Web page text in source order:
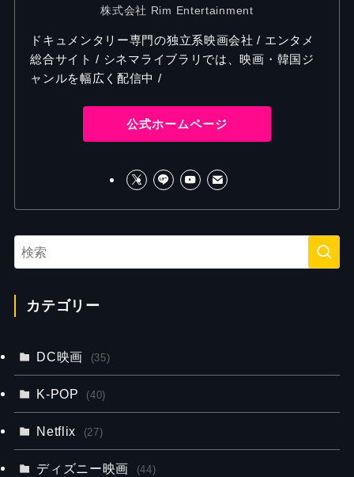
株式会社 Rim Entertainment
ドキュメンタリー専門の独立系映画会社 / エンタメ
総合サイト / シネマライブラリでは、映画・韓国ジ
ャンルを幅広く配信中 /
公式ホームページ
カテゴリー
DC映画 (35)
K-POP (40)
Netflix (27)
ディズニー映画 (44)